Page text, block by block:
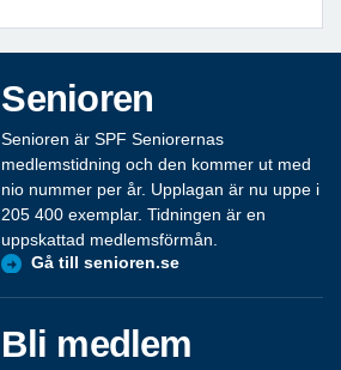
Senioren
Senioren är SPF Seniorernas
medlemstidning och den kommer ut med
nio nummer per år. Upplagan är nu uppe i
205 400 exemplar. Tidningen är en
uppskattad medlemsförmån.
Gå till senioren.se
Bli medlem